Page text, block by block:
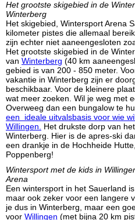
Het grootste skigebied in de
Winterberg
Het skigebied, Wintersport Arena
kilometer pistes die allemaal
zijn echter niet aaneengesloten
Het grootste skigebied in de
van Winterberg (40 km
gebied is van 200 - 850 meter.
vakantie in Winterberg zijn er
beschikbaar. Voor de kleinere
wat meer zoeken. Wil je weg met
Overweeg dan een bungalow te
een ideale uitvalsbasis voor wie
Willingen. Het drukste dorp van
Winterberg. Hier is de apres-ski
een drankje in de Hochheide
Poppenberg!
Wintersport met de kids in
Arena
Een wintersport in het Sauerland
maar ook zeker voor een langere
je dus in Winterberg, maar een
voor Willingen (met bijna 20 km